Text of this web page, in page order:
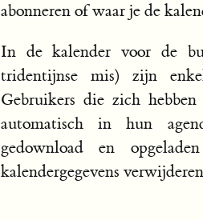
abonneren of waar je de
In de kalender voor de
tridentijnse mis) zijn
Gebruikers die zich
automatisch in hun
gedownload en
kalendergegevens